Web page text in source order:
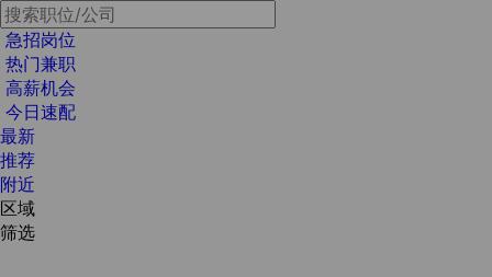
急招岗位
热门兼职
高薪机会
今日速配
最新
推荐
附近
区域
筛选